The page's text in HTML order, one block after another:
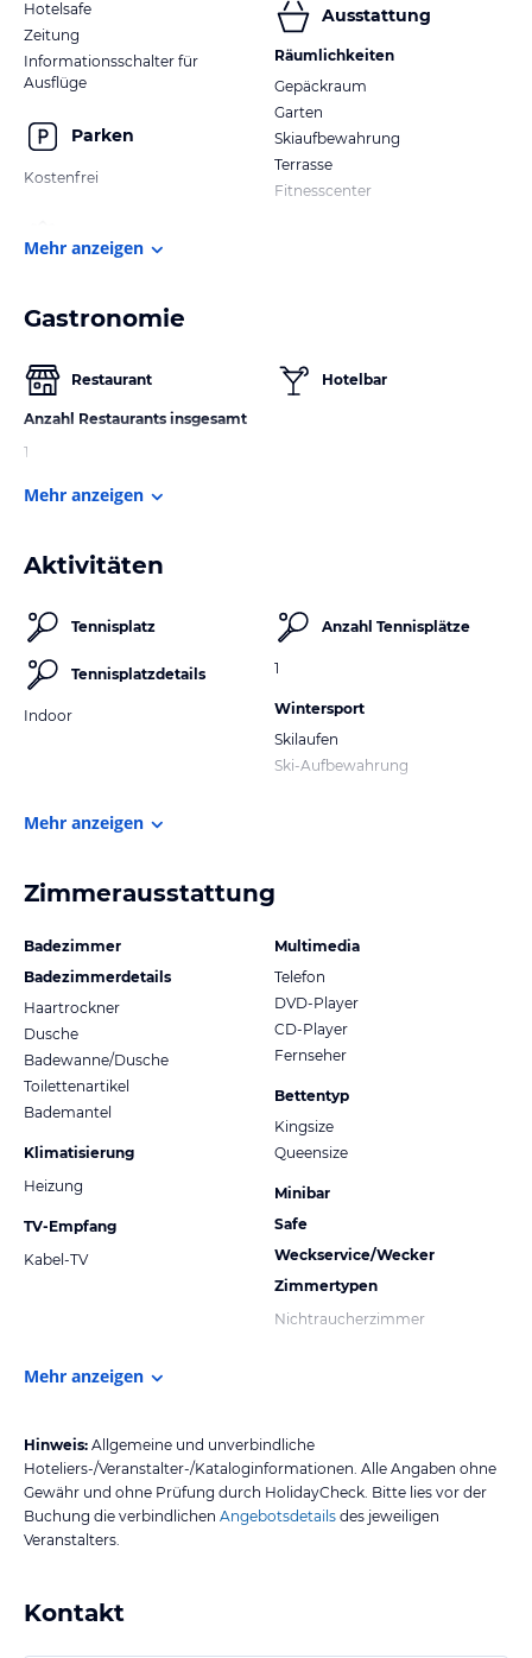
Hotelsafe
Zeitung
Informationsschalter für
Ausflüge
Parken
Kostenfrei
Ausstattung
Räumlichkeiten
Gepäckraum
Garten
Skiaufbewahrung
Terrasse
Fitnesscenter
Mehr anzeigen
Gastronomie
Restaurant
Anzahl Restaurants insgesamt
1
Hotelbar
Mehr anzeigen
Aktivitäten
Tennisplatz
Tennisplatzdetails
Indoor
Anzahl Tennisplätze
1
Wintersport
Skilaufen
Ski-Aufbewahrung
Mehr anzeigen
Zimmerausstattung
Badezimmer
Badezimmerdetails
Haartrockner
Dusche
Badewanne/Dusche
Toilettenartikel
Bademantel
Klimatisierung
Heizung
TV-Empfang
Kabel-TV
Multimedia
Telefon
DVD-Player
CD-Player
Fernseher
Bettentyp
Kingsize
Queensize
Minibar
Safe
Weckservice/Wecker
Zimmertypen
Nichtraucherzimmer
Mehr anzeigen
Hinweis: Allgemeine und unverbindliche
Hoteliers-/Veranstalter-/Kataloginformationen. Alle Angaben ohne
Gewähr und ohne Prüfung durch HolidayCheck. Bitte lies vor der
Buchung die verbindlichen Angebotsdetails des jeweiligen
Veranstalters.
Kontakt